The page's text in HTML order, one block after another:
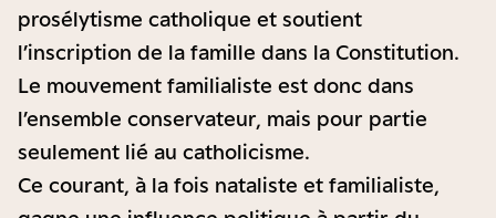
prosélytisme catholique et soutient
l’inscription de la famille dans la Constitution.
Le mouvement familialiste est donc dans
l’ensemble conservateur, mais pour partie
seulement lié au catholicisme.
Ce courant, à la fois nataliste et familialiste,